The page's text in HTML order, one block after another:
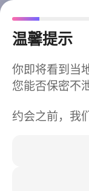
温馨提示
你即将看到当
您能否保密不
约会之前，我
同城